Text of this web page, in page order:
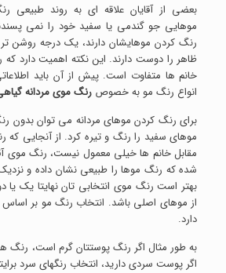
بعضی از آقایان علاقه ای به روند طبیعی
موهایی جو گندمی یا سفید خود را نمی
رنگ کردن موهایشان دارند، یک درجه روشن تر
ظاهر را دوست دارند. این نکته اهمیت دارد
خانم ها متفاوت است. پیش از آن باید
انواع رنگ مو به خصوص رنگ موی مردانه
برای رنگ کردن موهای مردانه می توان بدون
موهای سفید را رنگ و تیره کرد. از آنجایی
مقابل خانم ها خیلی معمول نیست، رنگ موی
شده که رنگ موها را طبیعی نشان داده و
بهتر است رنگ موی انتخابی تان نهایتا یک یا
از موهای اصلی باشد. انتخاب رنگ مو بر
دارد.
به طور مثال اگر رنگ پوستتان گرم است، رنگ
اگر پوست سردی دارید، انتخاب رنگهای سرد